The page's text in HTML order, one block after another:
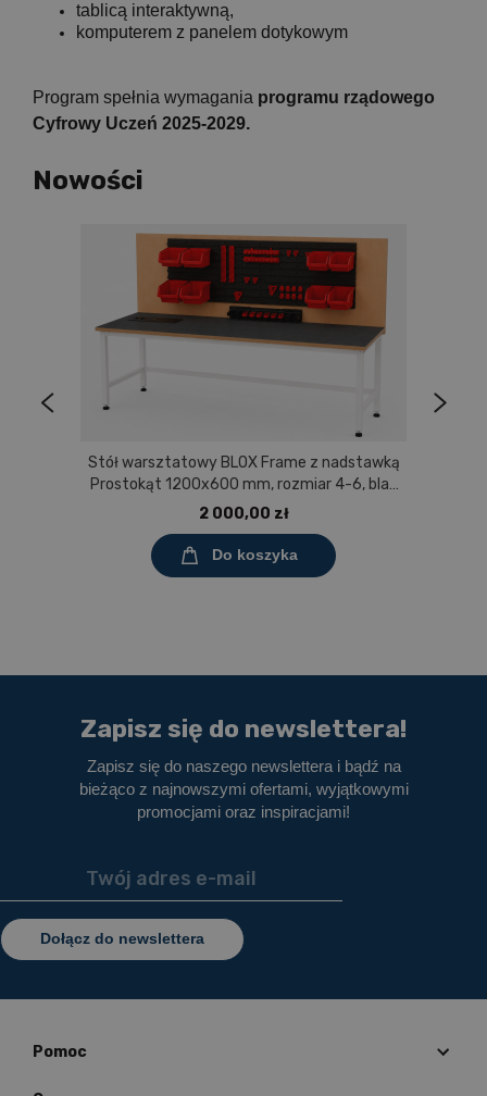
tablicą interaktywną,
komputerem z panelem dotykowym
Program spełnia wymagania programu rządowego
Cyfrowy Uczeń 2025-2029.
Nowości
Stół warsztatowy BLOX Frame z nadstawką
Prostokąt 1200x600 mm, rozmiar 4-6, blat
pokryty tworzywem polipropylenowym
2 000,00 zł
Do koszyka
Zapisz się do newslettera!
Zapisz się do naszego newslettera i bądź na
bieżąco z najnowszymi ofertami, wyjątkowymi
promocjami oraz inspiracjami!
Dołącz do newslettera
Pomoc